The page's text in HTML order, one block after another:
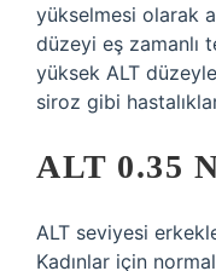
yükselmesi olarak
düzeyi eş zamanlı
yüksek ALT
siroz gibi
ALT 0.35
ALT seviyesi
Kadınlar için